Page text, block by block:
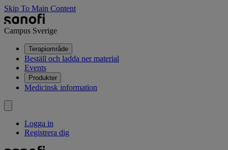
Skip To Main Content
Campus Sverige
Terapiområde
Beställ och ladda ner material
Events
Produkter
Medicinsk information
Logga in
Registrera dig